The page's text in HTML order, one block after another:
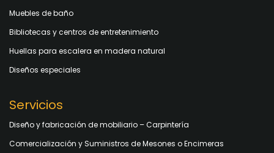
Muebles de baño
Bibliotecas y centros de entretenimiento
Huellas para escalera en madera natural
Diseños especiales
Servicios
Diseño y fabricación de mobiliario – Carpintería
Comercialización y Suministros de Mesones o Encimeras